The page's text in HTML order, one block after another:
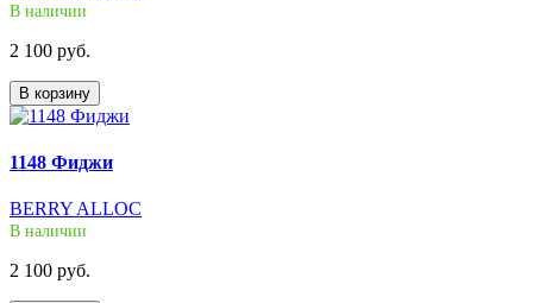
В наличии
2 100 руб.
В корзину
1148 Фиджи
BERRY ALLOC
В наличии
2 100 руб.